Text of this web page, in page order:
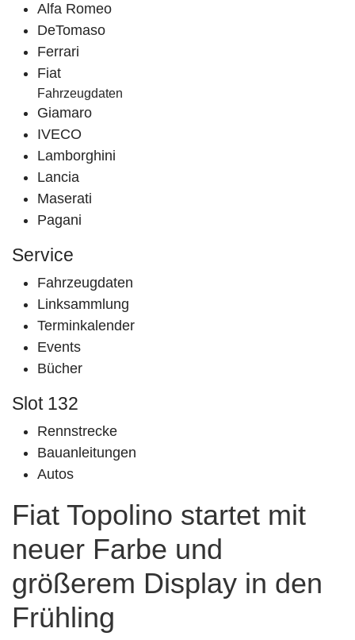
Alfa Romeo
DeTomaso
Ferrari
Fiat
Fahrzeugdaten
Giamaro
IVECO
Lamborghini
Lancia
Maserati
Pagani
Service
Fahrzeugdaten
Linksammlung
Terminkalender
Events
Bücher
Slot 132
Rennstrecke
Bauanleitungen
Autos
Fiat Topolino startet mit
neuer Farbe und
größerem Display in den
Frühling